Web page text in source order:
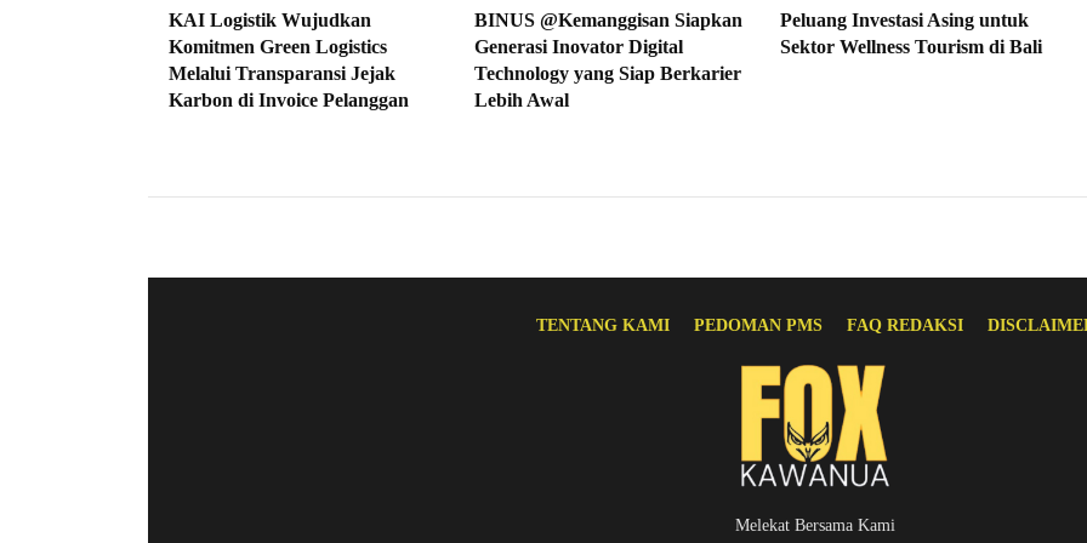
KAI Logistik Wujudkan
Komitmen Green Logistics
Melalui Transparansi Jejak
Karbon di Invoice Pelanggan
BINUS @Kemanggisan Siapkan
Generasi Inovator Digital
Technology yang Siap Berkarier
Lebih Awal
Peluang Investasi Asing untuk
Sektor Wellness Tourism di Bali
TENTANG KAMI PEDOMAN PMS FAQ REDAKSI
Melekat Bersama Kami